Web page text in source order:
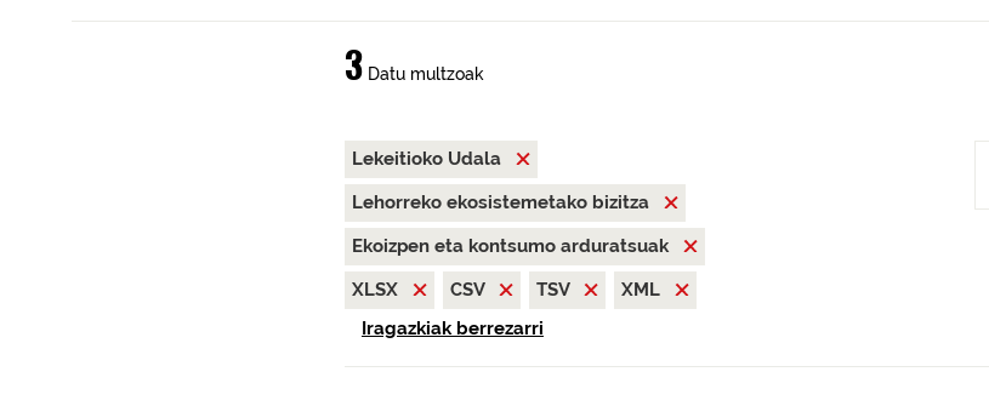
3Datu multzoak
Lekeitioko Udala
Lehorreko ekosistemetako bizitza
Ekoizpen eta kontsumo arduratsuak
XLSX
CSV TSV
XML
Iragazkiak berrezarri